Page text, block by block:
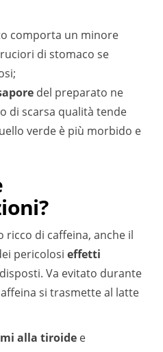
comporta un minore
di stomaco se
del preparato ne
di scarsa qualità tende
verde è più morbido e
di caffeina, anche il
pericolosi effetti
Va evitato durante
si trasmette al latte
alla tiroide e